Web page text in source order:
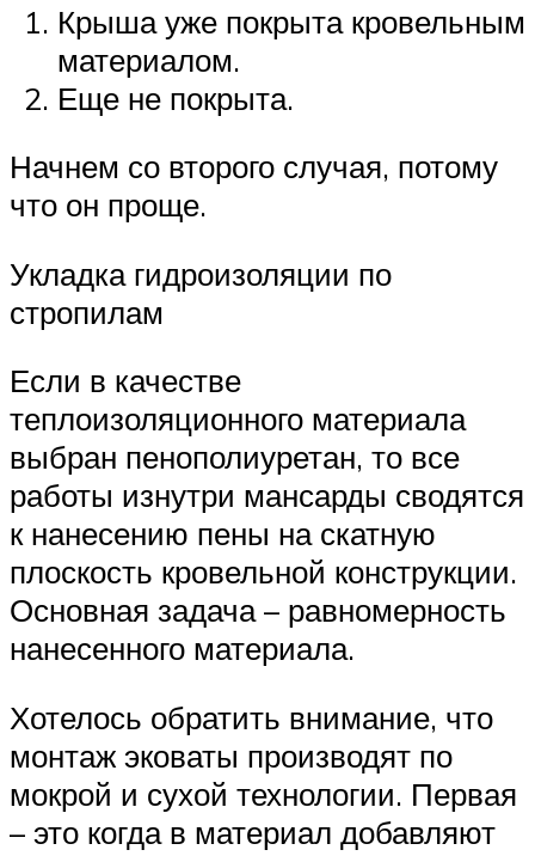
Крыша уже покрыта кровельным
материалом.
Еще не покрыта.
Начнем со второго случая, потому
что он проще.
Укладка гидроизоляции по
стропилам
Если в качестве
теплоизоляционного материала
выбран пенополиуретан, то все
работы изнутри мансарды сводятся
к нанесению пены на скатную
плоскость кровельной конструкции.
Основная задача – равномерность
нанесенного материала.
Хотелось обратить внимание, что
монтаж эковаты производят по
мокрой и сухой технологии. Первая
– это когда в материал добавляют